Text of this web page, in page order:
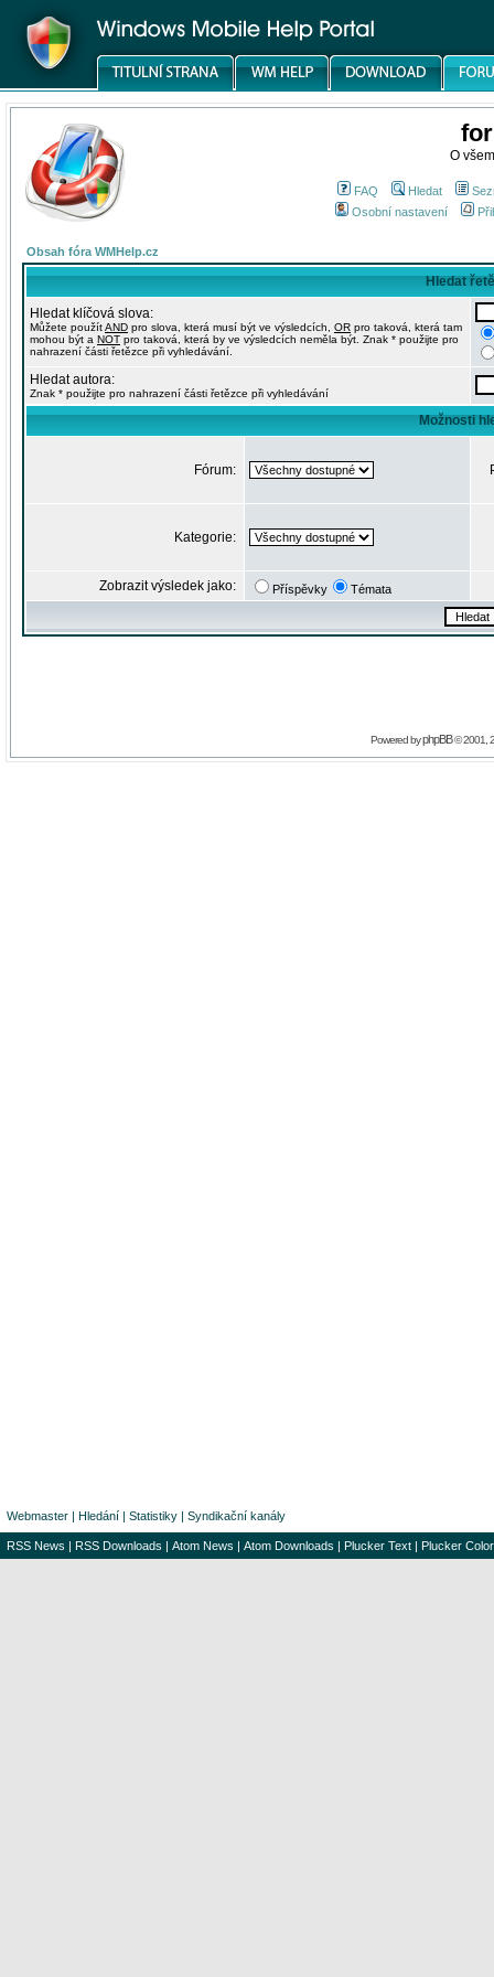
O
FAQ Hledat
Osobní nastavení
Obsah fóra WMHelp.cz
Hledat
Hledat klíčová slova:
Můžete použítAND pro slova, která musí být ve výsledcích, OR pro taková, která tam
mohou být a NOT pro taková, která by ve výsledcích neměla být. Znak * použijte pro
nahrazení části řetězce při vyhledávání.
Hledat autora:
Znak * použijte pro nahrazení části řetězce při vyhledávání
Možnosti
Fórum:
Kategorie:
Zobrazit výsledek jako: Příspěvky Témata
Powered byphpBB© 2001,
Webmaster | Hledání | Statistiky | Syndikační kanály
RSS News | RSS Downloads | Atom News | Atom Downloads | Plucker Text | Plucker Color